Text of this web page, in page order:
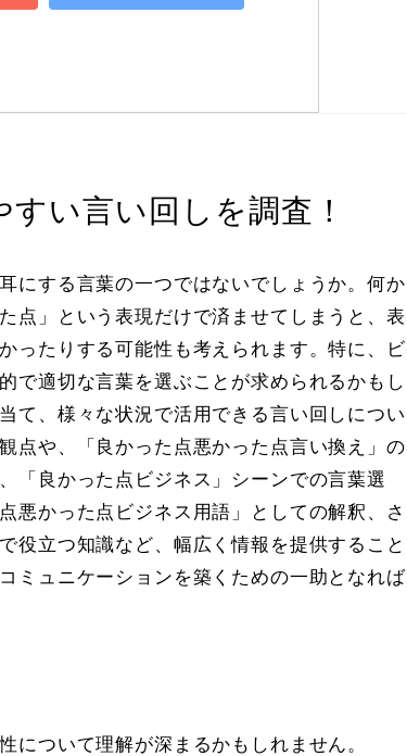
い言い回しを調査！
にする言葉の一つではないでしょうか。何か
点」という表現だけで済ませてしまうと、表
ったりする可能性も考えられます。特に、ビ
で適切な言葉を選ぶことが求められるかもし
て、様々な状況で活用できる言い回しについ
点や、「良かった点悪かった点言い換え」の
「良かった点ビジネス」シーンでの言葉選
悪かった点ビジネス用語」としての解釈、さ
役立つ知識など、幅広く情報を提供すること
ミュニケーションを築くための一助となれば
について理解が深まるかもしれません。